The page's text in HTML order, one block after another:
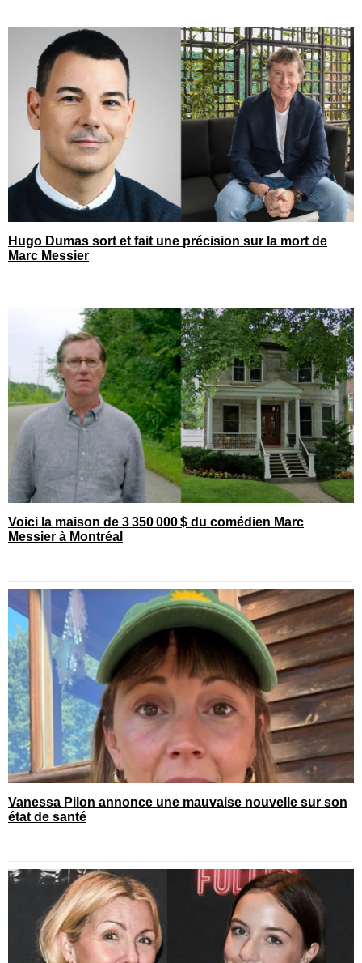
Hugo Dumas sort et fait une précision sur la mort de
Marc Messier
Voici la maison de 3 350 000 $ du comédien Marc
Messier à Montréal
Vanessa Pilon annonce une mauvaise nouvelle sur son
état de santé